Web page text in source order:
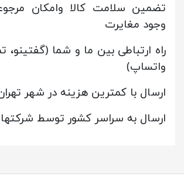
تضمین سلامت کالا وامکان
وجود مغایرت
راه ارتباطی بین ما و شما
واتساپ)
ارسال با کمترین هزینه در شهر
ارسال به سراسر کشور توسط